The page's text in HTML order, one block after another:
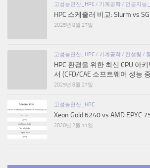
고성능연산_HPC/ 기계공학/ 인공지능
HPC 스케줄러 비교: Slurm vs
2025년 8월 27일
고성능연산_HPC/ 기계공학/ 컨설팅 /
HPC 환경을 위한 최신 CPU 아
서 (CFD/CAE 소프트웨어 성능
2025년 8월 27일
고성능연산_HPC
Xeon Gold 6240 vs AMD EPYC
2020년 2월 11일